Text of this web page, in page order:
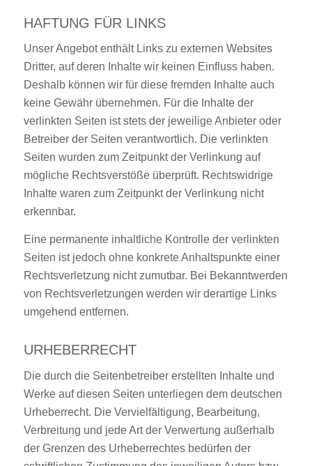
HAFTUNG FÜR LINKS
Unser Angebot enthält Links zu externen Websites
Dritter, auf deren Inhalte wir keinen Einfluss haben.
Deshalb können wir für diese fremden Inhalte auch
keine Gewähr übernehmen. Für die Inhalte der
verlinkten Seiten ist stets der jeweilige Anbieter oder
Betreiber der Seiten verantwortlich. Die verlinkten
Seiten wurden zum Zeitpunkt der Verlinkung auf
mögliche Rechtsverstöße überprüft. Rechtswidrige
Inhalte waren zum Zeitpunkt der Verlinkung nicht
erkennbar.
Eine permanente inhaltliche Kontrolle der verlinkten
Seiten ist jedoch ohne konkrete Anhaltspunkte einer
Rechtsverletzung nicht zumutbar. Bei Bekanntwerden
von Rechtsverletzungen werden wir derartige Links
umgehend entfernen.
URHEBERRECHT
Die durch die Seitenbetreiber erstellten Inhalte und
Werke auf diesen Seiten unterliegen dem deutschen
Urheberrecht. Die Vervielfältigung, Bearbeitung,
Verbreitung und jede Art der Verwertung außerhalb
der Grenzen des Urheberrechtes bedürfen der